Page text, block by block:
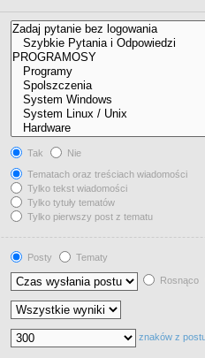
Tak
Nie
Tematach oraz treściach wiadomości
Tylko tekst wiadomości
Tylko tytuły tematów
Tylko pierwszy post z tematu
Posty
Tematy
Rosnąco
znaków z